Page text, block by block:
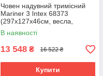
Човен надувний тримісний
Mariner 3 Intex 68373
(297х127х46см, весла,
насос)
В наявності
13 548 ₴ 16 522 ₴
Купити